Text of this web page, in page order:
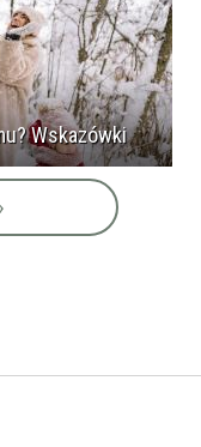
Wskazówki